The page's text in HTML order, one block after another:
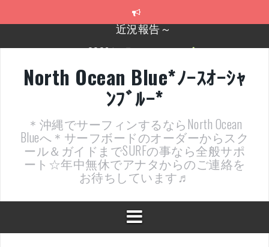
2026年明けました〜
近況報告ww
ヤッチマッターーーー！！！
支部長就任報告と支部予選・検定開催決定！
近況報告～
North Ocean Blue*ﾉｰｽｵｰｼｬ
ﾝﾌﾞﾙｰ*
＊沖縄でサーフィンするならNorth Ocean
Blueへ＊サーフボードのオーダーからスク
ール＆ガイドまでSURFの事なら全般サポ
ート☆年中無休でアナタからのご連絡を
お待ちしています♬